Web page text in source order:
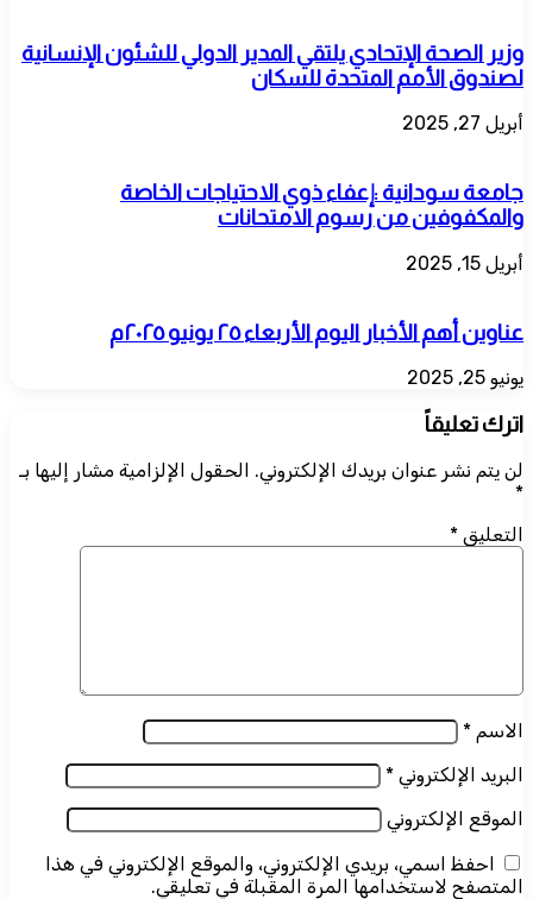
وزير الصحة الإتحادي يلتقي المدير الدولي للشئون الإنسانية
لصندوق الأمم المتحدة للسكان
أبريل 27, 2025
جامعة سودانية :إعفاء ذوي الاحتياجات الخاصة
والمكفوفين من رسوم الامتحانات
أبريل 15, 2025
عناوين أهم الأخبار اليوم الأربعاء ٢٥ يونيو ٢٠٢٥م
يونيو 25, 2025
اترك تعليقاً
لن يتم نشر عنوان بريدك الإلكتروني. الحقول الإلزامية مشار إليها بـ
*
التعليق *
الاسم *
البريد الإلكتروني *
الموقع الإلكتروني
احفظ اسمي، بريدي الإلكتروني، والموقع الإلكتروني في هذا
المتصفح لاستخدامها المرة المقبلة في تعليقي.